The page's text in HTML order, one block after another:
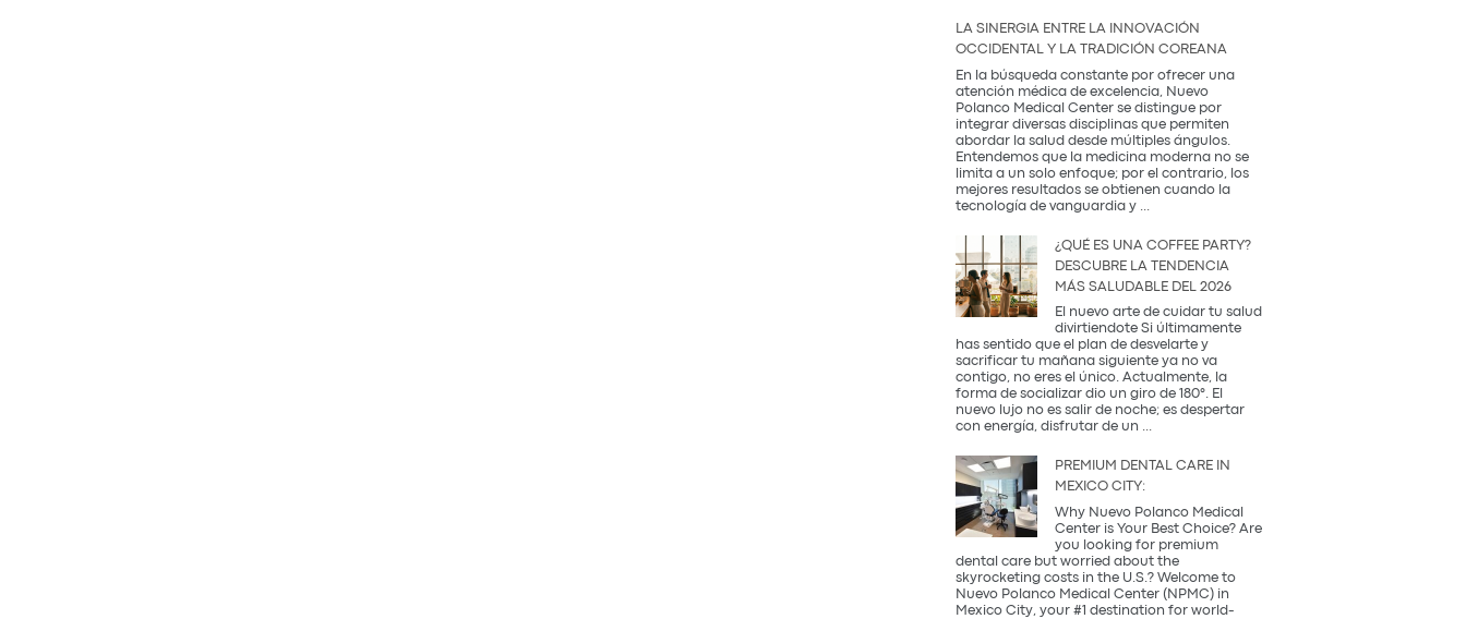
que
Realmente
Necesita:
Salud
y
Prevención
LA SINERGIA ENTRE LA INNOVACIÓN
OCCIDENTAL Y LA TRADICIÓN COREANA
En la búsqueda constante por ofrecer una
atención médica de excelencia, Nuevo
Polanco Medical Center se distingue por
integrar diversas disciplinas que permiten
abordar la salud desde múltiples ángulos.
Entendemos que la medicina moderna no se
limita a un solo enfoque; por el contrario, los
mejores resultados se obtienen cuando la
tecnología de vanguardia y
entre
Innovación
Occidental
la
Tradición
Coreana
¿QUÉ ES UNA COFFEE PARTY?
DESCUBRE LA TENDENCIA
MÁS SALUDABLE DEL 2026
El nuevo arte de cuidar tu salud
divirtiendote Si últimamente
has sentido que el plan de desvelarte y
sacrificar tu mañana siguiente ya no va
contigo, no eres el único. Actualmente, la
forma de socializar dio un giro de 180°. El
nuevo lujo no es salir de noche; es despertar
con energía, disfrutar de un ...
una
Descubre
la
tendencia
más
saludable
del
2026
PREMIUM DENTAL CARE IN
MEXICO CITY:
Why Nuevo Polanco Medical
Center is Your Best Choice? Are
you looking for premium
dental care but worried about the
skyrocketing costs in the U.S.? Welcome to
Nuevo Polanco Medical Center (NPMC) in
Mexico City, your #1 destination for world-